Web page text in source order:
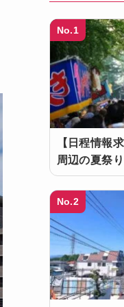
No.1
【日程情報
周辺の夏祭
No.2